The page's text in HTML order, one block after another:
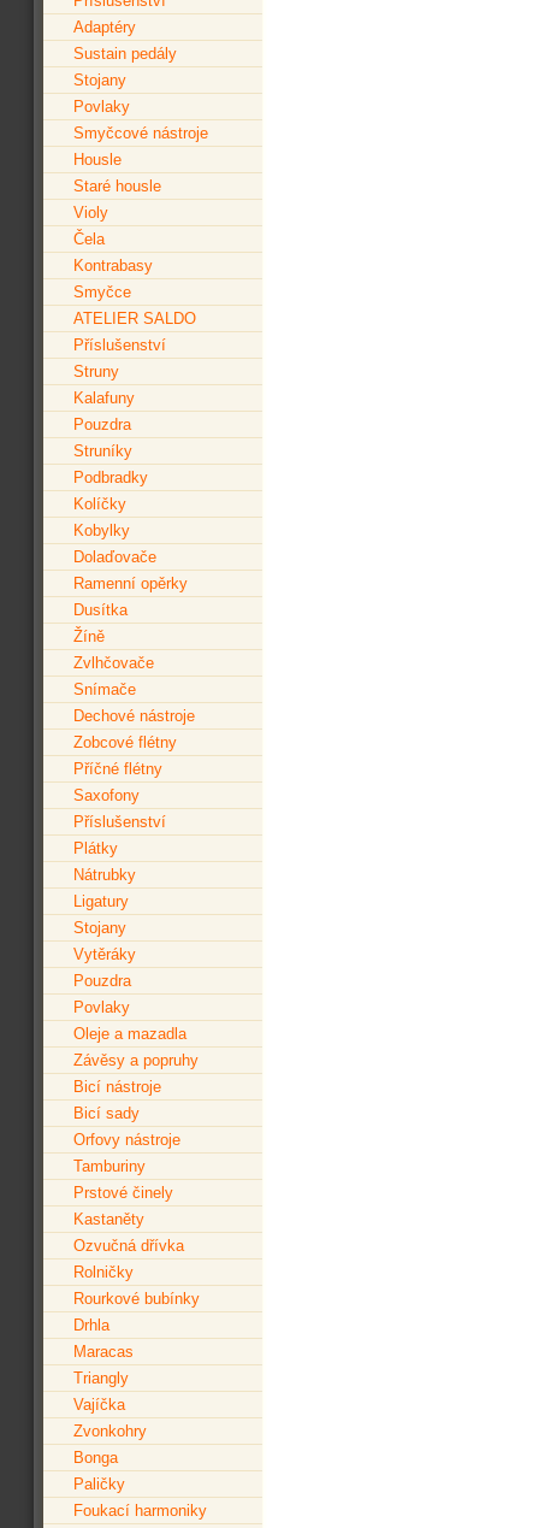
Adaptéry
Sustain pedály
Stojany
Povlaky
Smyčcové nástroje
Housle
Staré housle
Violy
Čela
Kontrabasy
Smyčce
ATELIER SALDO
Příslušenství
Struny
Kalafuny
Pouzdra
Struníky
Podbradky
Kolíčky
Kobylky
Dolaďovače
Ramenní opěrky
Dusítka
Žíně
Zvlhčovače
Snímače
Dechové nástroje
Zobcové flétny
Příčné flétny
Saxofony
Příslušenství
Plátky
Nátrubky
Ligatury
Stojany
Vytěráky
Pouzdra
Povlaky
Oleje a mazadla
Závěsy a popruhy
Bicí nástroje
Bicí sady
Orfovy nástroje
Tamburiny
Prstové činely
Kastaněty
Ozvučná dřívka
Rolničky
Rourkové bubínky
Drhla
Maracas
Triangly
Vajíčka
Zvonkohry
Bonga
Paličky
Foukací harmoniky